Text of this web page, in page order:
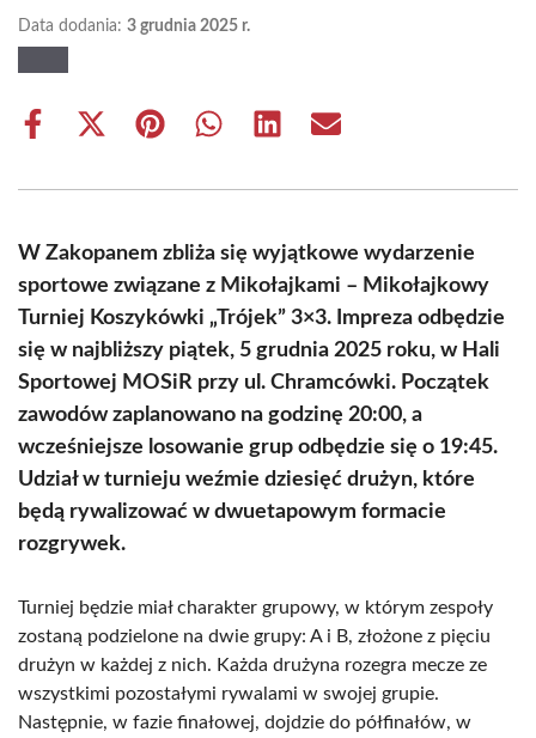
Data dodania: 3 grudnia 2025 r.
Share
Share
(Twitter)
Share Share Share Share
W Zakopanem zbliża się wyjątkowe wydarzenie
sportowe związane z Mikołajkami – Mikołajkowy
Turniej Koszykówki „Trójek” 3×3. Impreza odbędzie
się w najbliższy piątek, 5 grudnia 2025 roku, w Hali
Sportowej MOSiR przy ul. Chramcówki. Początek
zawodów zaplanowano na godzinę 20:00, a
wcześniejsze losowanie grup odbędzie się o 19:45.
Udział w turnieju weźmie dziesięć drużyn, które
będą rywalizować w dwuetapowym formacie
rozgrywek.
Turniej będzie miał charakter grupowy, w którym zespoły
zostaną podzielone na dwie grupy: A i B, złożone z pięciu
drużyn w każdej z nich. Każda drużyna rozegra mecze ze
wszystkimi pozostałymi rywalami w swojej grupie.
Następnie, w fazie finałowej, dojdzie do półfinałów, w